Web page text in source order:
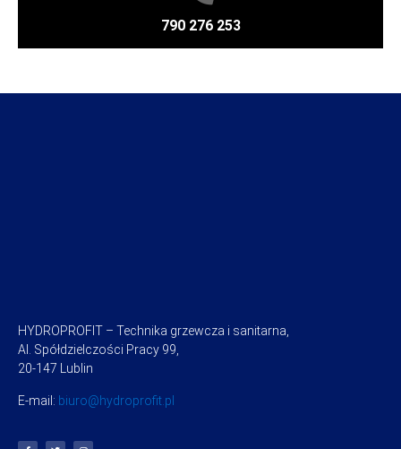
790 276 253
HYDROPROFIT – Technika grzewcza i sanitarna,
Al. Spółdzielczości Pracy 99,
20-147 Lublin
E-mail: biuro@hydroprofit.pl